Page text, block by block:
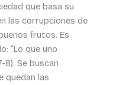
que basa su
las corrupciones de
frutos. Es
“Lo que uno
8). Se buscan
quedan las